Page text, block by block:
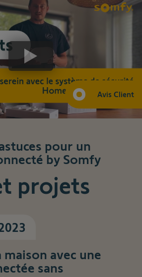
Avis Client
pour un
by Somfy
projets
maison avec une
sans